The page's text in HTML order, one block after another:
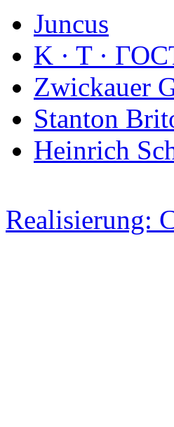
Juncus
K · T ·
Zwickauer
Stanton
Heinrich
Realisierung: